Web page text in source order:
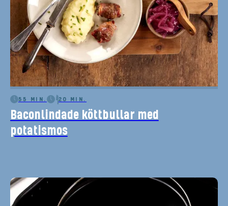
55 MIN. 20 MIN.
Baconlindade köttbullar med
potatismos